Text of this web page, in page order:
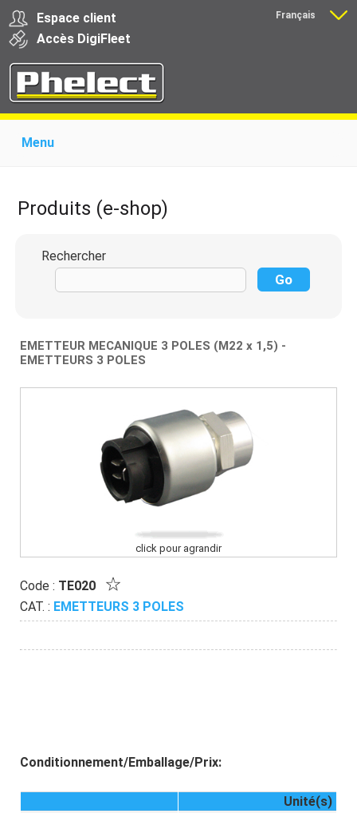
Espace client
Accès DigiFleet
Français
Menu
Produits pour transporteurs
Support
Produits (e-shop)
Rechercher
EMETTEUR MECANIQUE 3 POLES (M22 x 1,5) -
EMETTEURS 3 POLES
click pour agrandir
Code : TE020
CAT. : EMETTEURS 3 POLES
Conditionnement/Emballage/Prix:
Unité(s)